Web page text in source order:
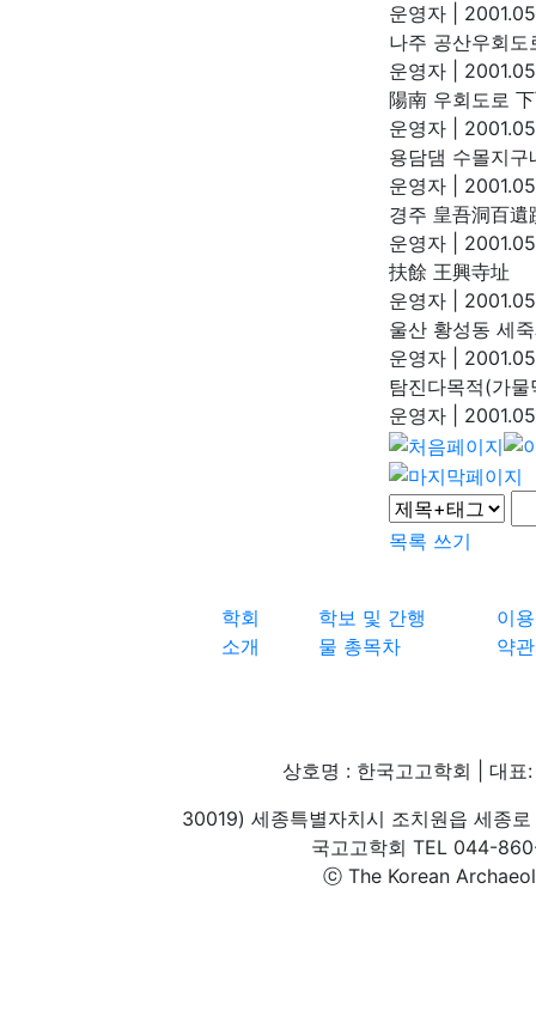
운영자
나주 공산우회
운영자
陽南 우회도로
운영자
용담댐 수몰지구
운영자
경주 皇吾洞百遺
운영자
扶餘 王興寺址
운영자
울산 황성동 세
운영자
탐진다목적(가
운영자
목록 쓰기
학회
소개
학보 및 간행
물 총목차
이용
약관
상호명 : 한국고고학회 | 대
30019) 세종특별자치시 조치원읍 세종
국고고학회 TEL 044-
ⓒ The Korean